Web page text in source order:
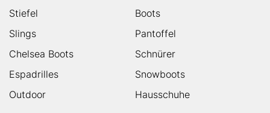
Stiefel
Boots
Slings
Pantoffel
Chelsea Boots
Schnürer
Espadrilles
Snowboots
Outdoor
Hausschuhe